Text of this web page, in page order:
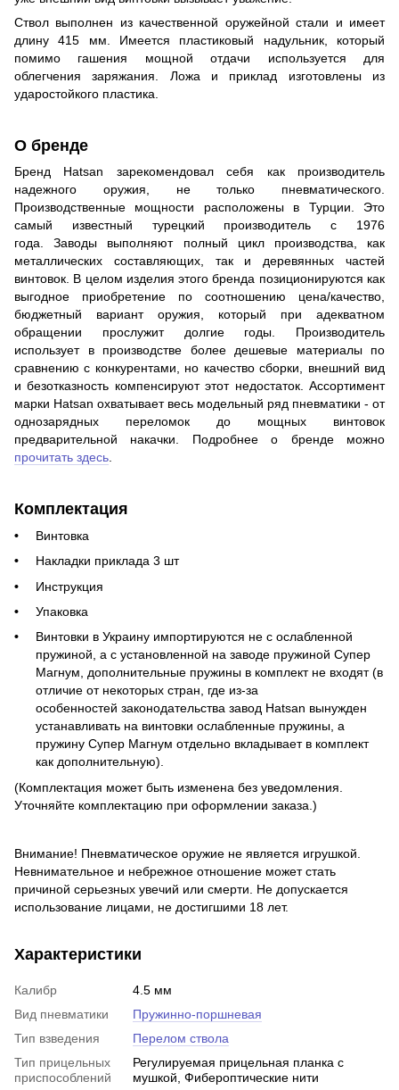
Ствол выполнен из качественной оружейной стали и имеет
длину 415 мм. Имеется пластиковый надульник, который
помимо гашения мощной отдачи используется для
облегчения заряжания. Ложа и приклад изготовлены из
ударостойкого пластика.
О бренде
Бренд Hatsan зарекомендовал себя как производитель
надежного оружия, не только пневматического.
Производственные мощности расположены в Турции. Это
самый известный турецкий производитель с 1976
года. Заводы выполняют полный цикл производства, как
металлических составляющих, так и деревянных частей
винтовок. В целом изделия этого бренда позиционируются как
выгодное приобретение по соотношению цена/качество,
бюджетный вариант оружия, который при адекватном
обращении прослужит долгие годы. Производитель
использует в производстве более дешевые материалы по
сравнению с конкурентами, но качество сборки, внешний вид
и безотказность компенсируют этот недостаток. Ассортимент
марки Hatsan охватывает весь модельный ряд пневматики - от
однозарядных переломок до мощных винтовок
предварительной накачки. Подробнее о бренде можно
прочитать здесь
Комплектация
Винтовка
Накладки приклада 3 шт
Инструкция
Упаковка
Винтовки в Украину импортируются не с ослабленной
пружиной, а с установленной на заводе пружиной Супер
Магнум, дополнительные пружины в комплект не входят (в
отличие от некоторых стран, где из-за
особенностей законодательства завод Hatsan вынужден
устанавливать на винтовки ослабленные пружины, а
пружину Супер Магнум отдельно вкладывает в комплект
как дополнительную).
(Комплектация может быть изменена без уведомления.
Уточняйте комплектацию при оформлении заказа .)
Внимание! Пневматическое оружие не является игрушкой.
Невнимательное и небрежное отношение может стать
причиной серьезных увечий или смерти. Не допускается
использование лицами, не достигшими 18 лет.
Характеристики
Калибр
4.5 мм
Вид пневматики
Пружинно-поршневая
Тип взведения
Перелом ствола
Тип прицельных
приспособлений
Регулируемая прицельная планка с
мушкой, Фибероптические нити